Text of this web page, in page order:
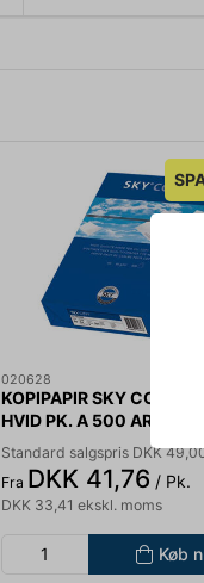
020628
KOPIPAPIR SKY COPY A4
HVID PK. A 500 ARK
INKJET/KOPI/LASER
Standard salgspris DKK
Fra DKK 41,76 / Pk.
DKK 33,41 ekskl. moms
Køb